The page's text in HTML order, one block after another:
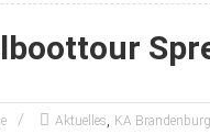
Aktuelles, KA Brandenburg I